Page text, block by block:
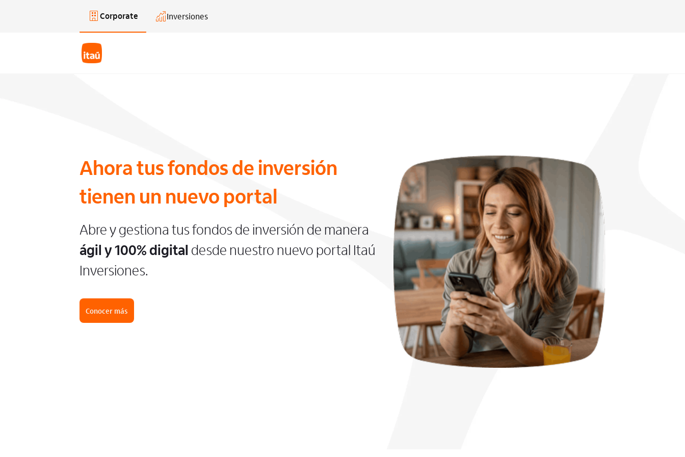
Saltar al contenido principalCorporate Inversiones
Ahora tus fondos de inversión
tienen un nuevo portal
Abre y gestiona tus fondos de inversión de manera
ágil y 100% digital desde nuestro nuevo portal Itaú
Inversiones.
Conocer más